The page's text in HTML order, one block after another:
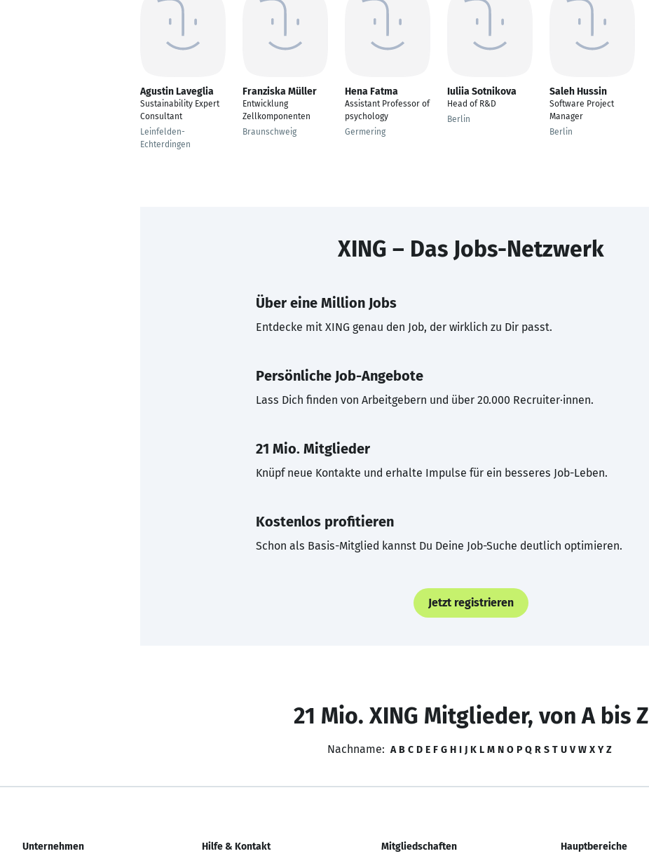
Agustin Laveglia
Sustainability Expert
Consultant
Leinfelden-
Echterdingen
Franziska Müller
Entwicklung
Zellkomponenten
Braunschweig
Hena Fatma
Assistant Professor of
psychology
Germering
Iuliia Sotnikova
Head of R&D
Berlin
Saleh Hussin
Software Project
Manager
Berlin
XING – Das Jobs-Netzwerk
Über eine Million Jobs
Entdecke mit XING genau den Job, der wirklich zu Dir passt.
Persönliche Job-Angebote
Lass Dich finden von Arbeitgebern und über 20.000 Recruiter·innen.
21 Mio. Mitglieder
Knüpf neue Kontakte und erhalte Impulse für ein besseres Job-Leben.
Kostenlos profitieren
Schon als Basis-Mitglied kannst Du Deine Job-Suche deutlich optimieren.
Jetzt registrieren
21 Mio. XING Mitglieder, von A bis Z
Nachname: A B C D E F G H I J K L M N O P Q R S T U V W X Y Z
Unternehmen Hilfe & Kontakt Mitgliedschaften Hauptbereiche